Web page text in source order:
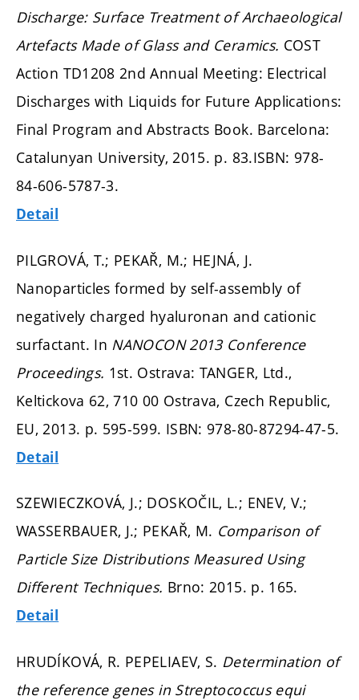
Discharge: Surface Treatment of Archaeological
Artefacts Made of Glass and Ceramics. COST
Action TD1208 2nd Annual Meeting: Electrical
Discharges with Liquids for Future Applications:
Final Program and Abstracts Book. Barcelona:
Catalunyan University, 2015. p. 83.ISBN: 978-
84-606-5787-3.
Detail
PILGROVÁ, T.; PEKAŘ, M.; HEJNÁ, J.
Nanoparticles formed by self-assembly of
negatively charged hyaluronan and cationic
surfactant. In NANOCON 2013 Conference
Proceedings. 1st. Ostrava: TANGER, Ltd.,
Keltickova 62, 710 00 Ostrava, Czech Republic,
EU, 2013. p. 595-599. ISBN: 978-80-87294-47-5.
Detail
SZEWIECZKOVÁ, J.; DOSKOČIL, L.; ENEV, V.;
WASSERBAUER, J.; PEKAŘ, M. Comparison of
Particle Size Distributions Measured Using
Different Techniques. Brno: 2015. p. 165.
Detail
HRUDÍKOVÁ, R. PEPELIAEV, S. Determination of
the reference genes in Streptococcus equi